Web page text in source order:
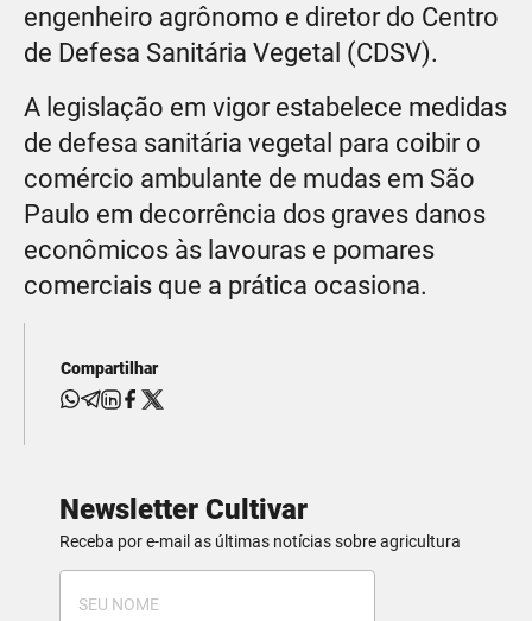
engenheiro agrônomo e diretor do Centro
de Defesa Sanitária Vegetal (CDSV).
A legislação em vigor estabelece medidas
de defesa sanitária vegetal para coibir o
comércio ambulante de mudas em São
Paulo em decorrência dos graves danos
econômicos às lavouras e pomares
comerciais que a prática ocasiona.
Compartilhar
Newsletter Cultivar
Receba por e-mail as últimas notícias sobre agricultura